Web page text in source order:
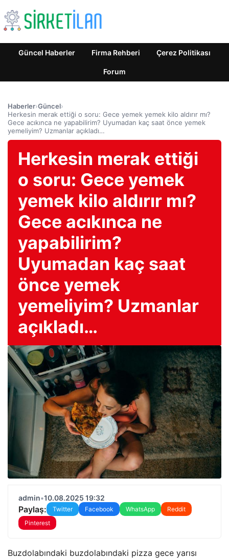
Güncel Haberler Firma Rehberi Çerez Politikası
Forum
Haberler›Güncel›
Herkesin merak ettiği o soru: Gece yemek yemek kilo aldırır mı?
Gece acıkınca ne yapabilirim? Uyumadan kaç saat önce yemek
yemeliyim? Uzmanlar açıkladı…
Herkesin merak ettiği
o soru: Gece yemek
yemek kilo aldırır mı?
Gece acıkınca ne
yapabilirim?
Uyumadan kaç saat
önce yemek
yemeliyim? Uzmanlar
açıkladı…
admin•10.08.2025 19:32
Paylaş: Twitter Facebook WhatsApp
Reddit
Pinterest
Buzdolabındaki buzdolabındaki pizza gece yarısı